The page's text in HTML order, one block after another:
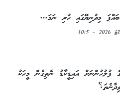
މިދުނިޔޭގައި ހުރި ނަމަ...
ފުލުހުންނަށް އައިޑީކާޑު ނެތިގެން މީހަކު